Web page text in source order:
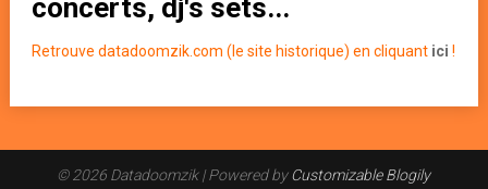
concerts, dj's sets...
Retrouve datadoomzik.com (le site historique) en cliquant ici !
© 2026 Datadoomzik| Powered byCustomizable Blogily